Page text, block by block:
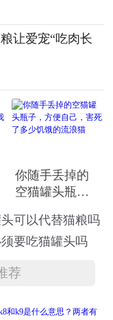
让爱宠“吃肉长
你随手丢掉的
空猫罐头瓶
己，害死了多
少饥饿的流浪
可以代替猫粮吗
要吃猫罐头吗
荐